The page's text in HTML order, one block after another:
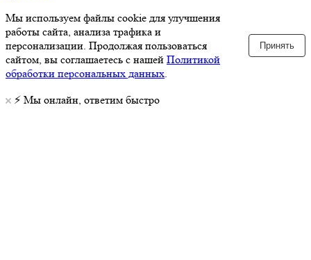
Мы используем файлы cookie для улучшения
работы сайта, анализа трафика и
персонализации. Продолжая пользоваться
сайтом, вы соглашаетесь с нашей Политикой
обработки персональных данных
Принять
⚡️ Мы онлайн, ответим быстро